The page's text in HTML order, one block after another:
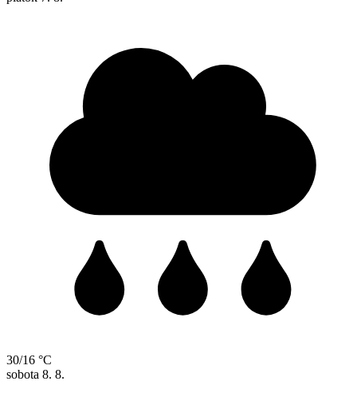
30/16 °C
sobota 8. 8.